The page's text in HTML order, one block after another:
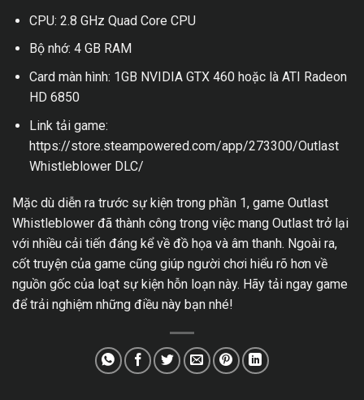
CPU: 2.8 GHz Quad Core CPU
Bộ nhớ: 4 GB RAM
Card màn hình: 1GB NVIDIA GTX 460 hoặc là ATI Radeon
HD 6850
Link tải game:
https://store.steampowered.com/app/273300/Outlast
Whistleblower DLC/
Mặc dù diễn ra trước sự kiện trong phần 1, game Outlast
Whistleblower đã thành công trong việc mang Outlast trở lại
với nhiều cải tiến đáng kể về đồ họa và âm thanh. Ngoài ra,
cốt truyện của game cũng giúp người chơi hiểu rõ hơn về
nguồn gốc của loạt sự kiện hỗn loạn này. Hãy tải ngay game
để trải nghiệm những điều này bạn nhé!